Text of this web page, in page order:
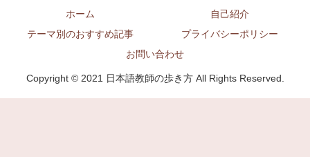
ホーム
自己紹介
テーマ別のおすすめ記事
プライバシーポリシー
お問い合わせ
Copyright © 2021 日本語教師の歩き方 All Rights Reserved.